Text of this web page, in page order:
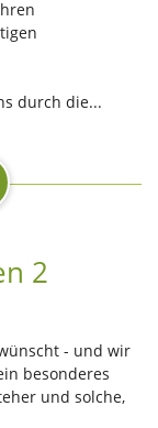
durch die...
2
- und wir
besonderes
und solche,